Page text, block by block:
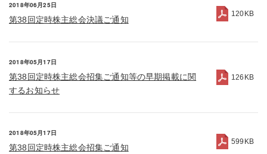
2018年06月25日
第38回定時株主総会決議ご通知
120KB
2018年05月17日
第38回定時株主総会招集ご通知等の早期掲載に関
するお知らせ
126KB
2018年05月17日
第38回定時株主総会招集ご通知
599KB